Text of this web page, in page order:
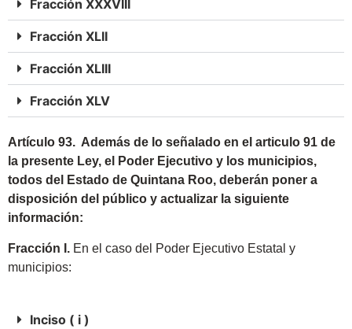
Fracción XXXVIII
Fracción XLII
Fracción XLIII
Fracción XLV
Artículo 93. Además de lo señalado en el articulo 91 de
la presente Ley, el Poder Ejecutivo y los municipios,
todos del Estado de Quintana Roo, deberán poner a
disposición del público y actualizar la siguiente
información:
Fracción I. En el caso del Poder Ejecutivo Estatal y
municipios:
Inciso ( i )